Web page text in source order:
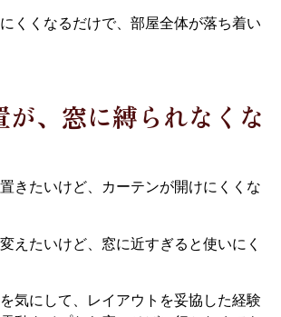
くくなるだけで、部屋全体が落ち着い
が、窓に縛られなくな
きたいけど、カーテンが開けにくくな
えたいけど、窓に近すぎると使いにく
気にして、レイアウトを妥協した経験